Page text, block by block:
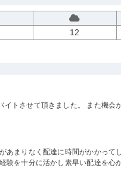
12
トさせて頂きました。 また機会
あまりなく配達に時間がかかって
験を十分に活かし素早い配達を心